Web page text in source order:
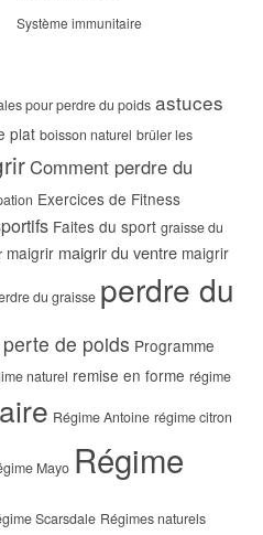
Système immunitaire
pour perdre du poids astuces
plat boisson naturel brûler les
Comment perdre du
Exercices de Fitness
Faites du sport graisse du
maigrir maigrir du ventre maigrir
du graisse perdre du
perte de poids Programme
naturel remise en forme régime
Régime Antoine régime citron
Mayo Régime
Scarsdale Régimes naturels